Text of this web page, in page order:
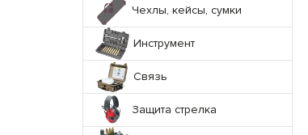
Чехлы, кейсы, сумки
Инструмент
Связь
Защита стрелка